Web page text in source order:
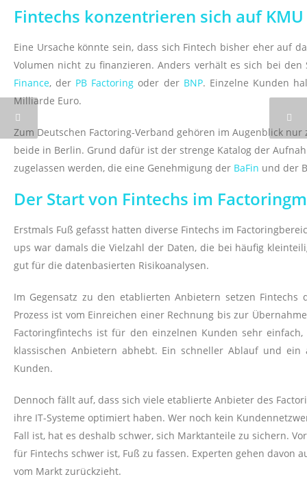
Fintechs konzentrieren sich auf
Eine Ursache könnte sein, dass sich Fintech bisher eher auf
Volumen nicht zu finanzieren. Anders verhält es sich bei
Finance, der PB Factoring oder der BNP. Einzelne Kunden
Milliarde Euro.
Zum Deutschen Factoring-Verband gehören im Augenblick nur
beide in Berlin. Grund dafür ist der strenge Katalog der
zugelassen werden, die eine Genehmigung der BaFin und der
Der Start von Fintechs im
Erstmals Fuß gefasst hatten diverse Fintechs im
ups war damals die Vielzahl der Daten, die bei häufig
gut für die datenbasierten Risikoanalysen.
Im Gegensatz zu den etablierten Anbietern setzen
Prozess ist vom Einreichen einer Rechnung bis zur
Factoringfintechs ist für den einzelnen Kunden sehr
klassischen Anbietern abhebt. Ein schneller Ablauf und
Kunden.
Dennoch fällt auf, dass sich viele etablierte Anbieter des
ihre IT-Systeme optimiert haben. Wer noch kein
Fall ist, hat es deshalb schwer, sich Marktanteile zu sichern.
für Fintechs schwer ist, Fuß zu fassen. Experten gehen davon
vom Markt zurückzieht.